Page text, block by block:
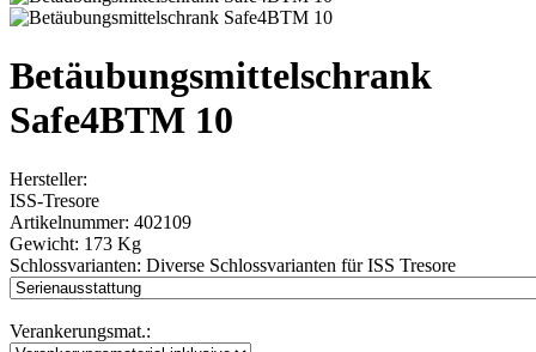
Betäubungsmittelschrank
Safe4BTM 10
Hersteller:
ISS-Tresore
Artikelnummer: 402109
Gewicht: 173 Kg
Schlossvarianten: Diverse Schlossvarianten für ISS Tresore
Verankerungsmat.: